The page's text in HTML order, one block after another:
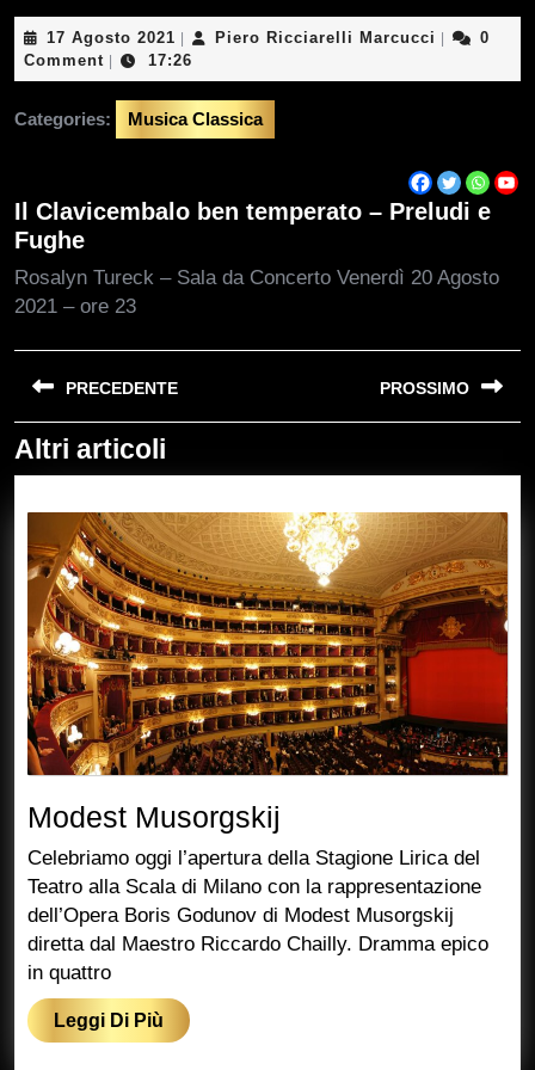
17 Agosto 2021 17
Agosto
2021
Piero Ricciarelli Marcucci Piero
Marcucci
0
Comment
17:26
Categories: Musica Classica
Il Clavicembalo ben temperato – Preludi e
Fughe
Rosalyn Tureck – Sala da Concerto Venerdì 20 Agosto
2021 – ore 23
Navigazione
articoliPRECEDENTE
Previous
post:
PROSSIMO
post:
Altri articoli
Modest Musorgskij
Musorgskij
Celebriamo oggi l’apertura della Stagione Lirica del
Teatro alla Scala di Milano con la rappresentazione
dell’Opera Boris Godunov di Modest Musorgskij
diretta dal Maestro Riccardo Chailly. Dramma epico
in quattro
Leggi Di Più Leggi
Di